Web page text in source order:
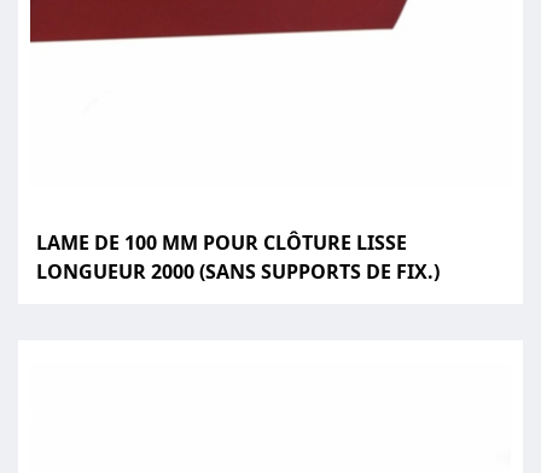
LAME DE 100 MM POUR CLÔTURE LISSE
LONGUEUR 2000 (SANS SUPPORTS DE FIX.)